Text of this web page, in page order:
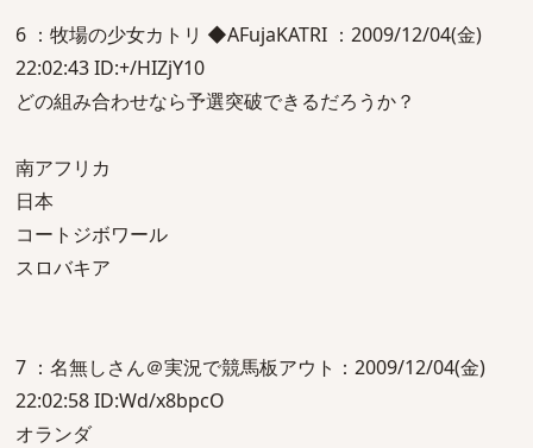
6 ：牧場の少女カトリ ◆AFujaKATRI ：2009/12/04(金)
22:02:43 ID:+/HIZjY10
どの組み合わせなら予選突破できるだろうか？
南アフリカ
日本
コートジボワール
スロバキア
7 ：名無しさん＠実況で競馬板アウト：2009/12/04(金)
22:02:58 ID:Wd/x8bpcO
オランダ